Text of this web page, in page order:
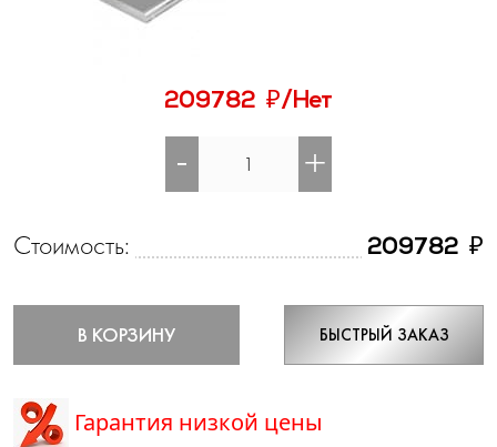
209782 ₽/Нет
- +
Стоимость: 209782 ₽
В КОРЗИНУ БЫСТРЫЙ ЗАКАЗ
Гарантия низкой цены